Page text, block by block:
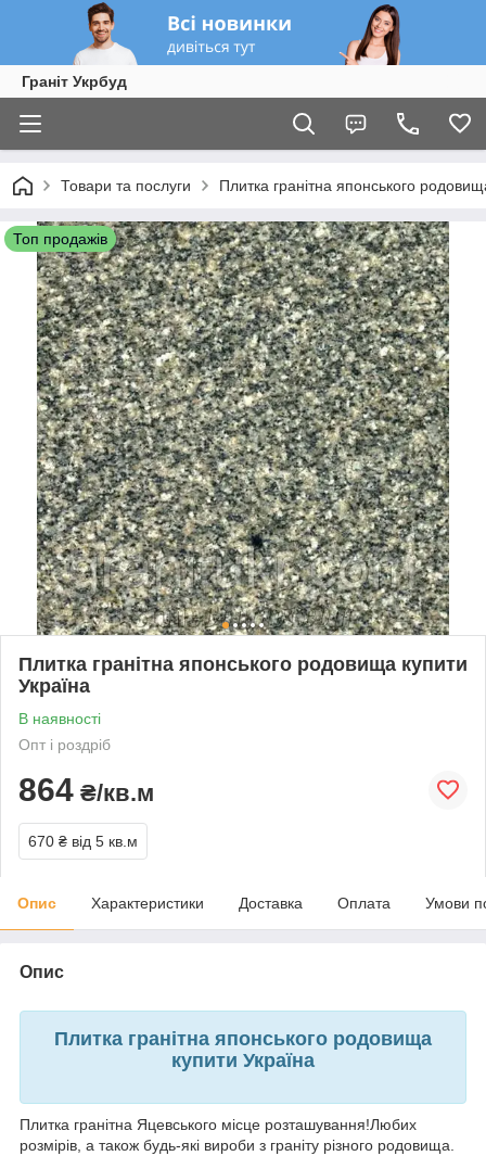
Граніт Укрбуд
Товари та послуги Плитка гранітна японського
Топ продажів
Плитка гранітна японського родовища купити
Україна
В наявності
Опт і роздріб
864 ₴/кв.м
670 ₴ від 5 кв.м
Опис Характеристики Доставка Оплата Умови
Опис
Плитка гранітна японського родовища
купити Україна
Плитка гранітна Яцевського місце розташування!Любих
розмірів, а також будь-які вироби з граніту різного родовища.